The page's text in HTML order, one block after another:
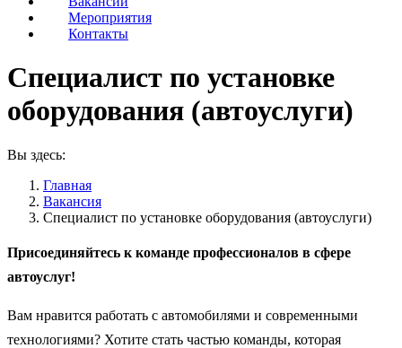
Мероприятия
Контакты
Специалист по установке
оборудования (автоуслуги)
Вы здесь:
Главная
Вакансия
Специалист по установке оборудования (автоуслуги)
Присоединяйтесь к команде профессионалов в сфере
автоуслуг!
Вам нравится работать с автомобилями и современными
технологиями? Хотите стать частью команды, которая